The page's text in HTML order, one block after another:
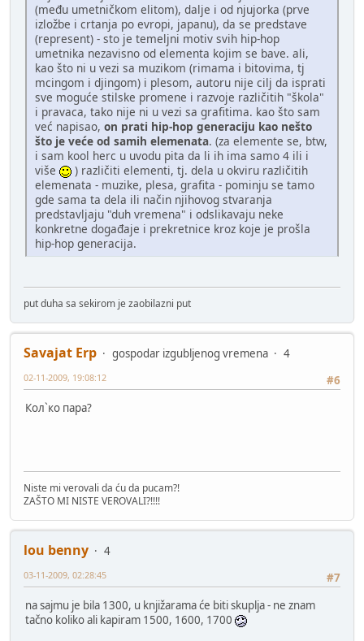
(među umetničkom elitom), dalje i od njujorka (prve
izložbe i crtanja po evropi, japanu), da se predstave
(represent) - sto je temeljni motiv svih hip-hop
umetnika nezavisno od elementa kojim se bave. ali,
kao što ni u vezi sa muzikom (rimama i bitovima, tj
mcingom i djingom) i plesom, autoru nije cilj da isprati
sve moguće stilske promene i razvoje različitih "škola"
i pravaca, tako nije ni u vezi sa grafitima. kao što sam
već napisao, on prati hip-hop generaciju kao nešto
što je veće od samih elemenata. (za elemente se, btw,
i sam kool herc u uvodu pita da li ih ima samo 4 ili i
više
) različiti elementi, tj. dela u okviru različitih
elemenata - muzike, plesa, grafita - pominju se tamo
gde sama ta dela ili način njihovog stvaranja
predstavljaju "duh vremena" i odslikavaju neke
konkretne događaje i prekretnice kroz koje je prošla
hip-hop generacija.
put duha sa sekirom je zaobilazni put
Savajat Erp gospodar izgubljenog vremena
4
#6
02-11-2009, 19:08:12
Кол`ко пара?
Niste mi verovali da ću da pucam?!
ZAŠTO MI NISTE VEROVALI?!!!!
lou benny
4
#7
03-11-2009, 02:28:45
na sajmu je bila 1300, u knjižarama će biti skuplja - ne znam
tačno koliko ali kapiram 1500, 1600, 1700